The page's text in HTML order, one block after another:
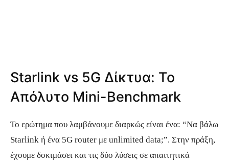
Starlink vs 5G Δίκτυα: Το
Απόλυτο Mini-Benchmark
Το ερώτημα που λαμβάνουμε διαρκώς είναι ένα: “Να βάλω
Starlink ή ένα 5G router με unlimited data;”. Στην πράξη,
έχουμε δοκιμάσει και τις δύο λύσεις σε απαιτητικά